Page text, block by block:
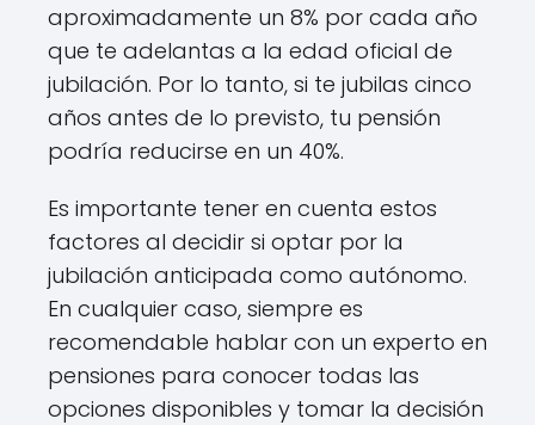
aproximadamente un 8% por cada año
que te adelantas a la edad oficial de
jubilación. Por lo tanto, si te jubilas cinco
años antes de lo previsto, tu pensión
podría reducirse en un 40%.
Es importante tener en cuenta estos
factores al decidir si optar por la
jubilación anticipada como autónomo.
En cualquier caso, siempre es
recomendable hablar con un experto en
pensiones para conocer todas las
opciones disponibles y tomar la decisión